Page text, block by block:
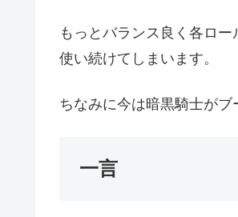
もっとバランス良く各ロ
使い続けてしまいます。
ちなみに今は暗黒騎士がブ
一言